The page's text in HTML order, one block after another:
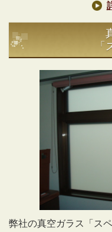
「
弊社の真空ガラス「ス